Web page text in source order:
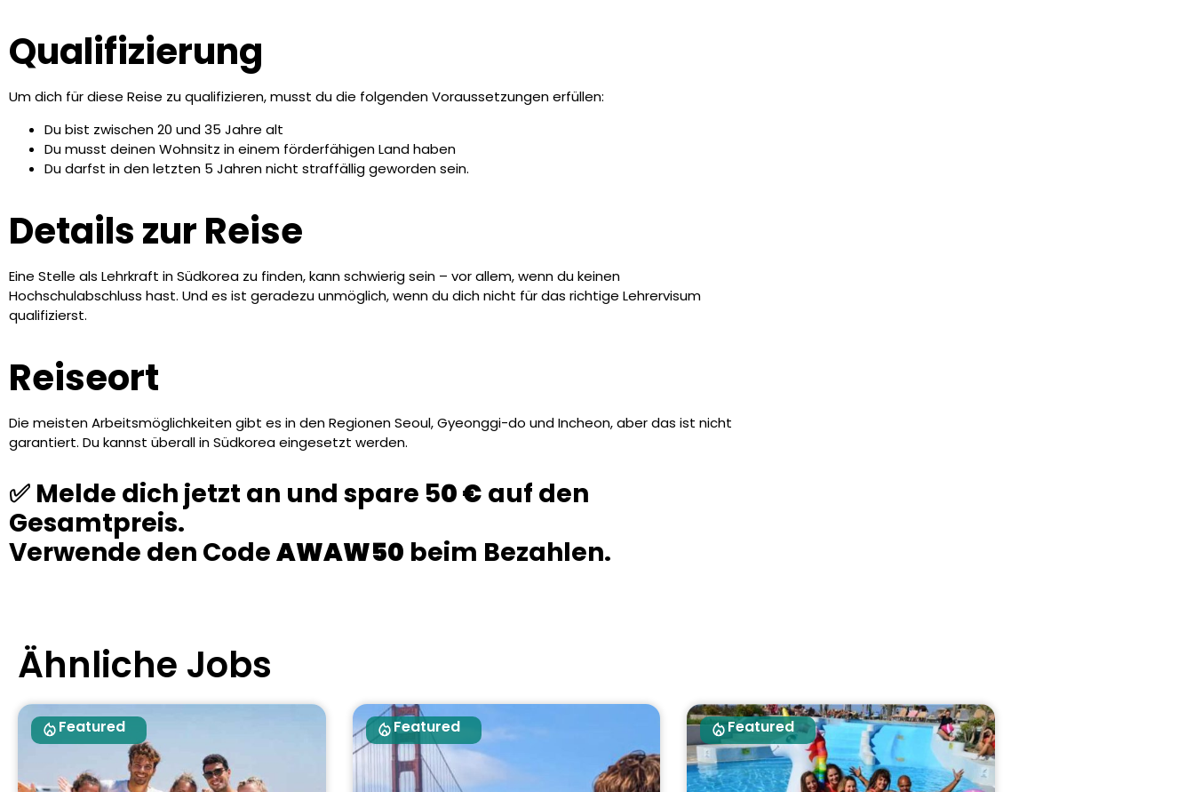
Qualifizierung
Um dich für diese Reise zu qualifizieren, musst du die folgenden Voraussetzungen erfüllen:
Du bist zwischen 20 und 35 Jahre alt
Du musst deinen Wohnsitz in einem förderfähigen Land haben
Du darfst in den letzten 5 Jahren nicht straffällig geworden sein.
Details zur Reise
Eine Stelle als Lehrkraft in Südkorea zu finden, kann schwierig sein – vor allem, wenn du keinen
Hochschulabschluss hast. Und es ist geradezu unmöglich, wenn du dich nicht für das richtige Lehrervisum
qualifizierst.
Reiseort
Die meisten Arbeitsmöglichkeiten gibt es in den Regionen Seoul, Gyeonggi-do und Incheon, aber das ist nicht
garantiert. Du kannst überall in Südkorea eingesetzt werden.
✅ Melde dich jetzt an und spare 50 € auf den
Gesamtpreis.
Verwende den CodeAWAW50 beim Bezahlen.
Ähnliche Jobs
Featured Featured Featured